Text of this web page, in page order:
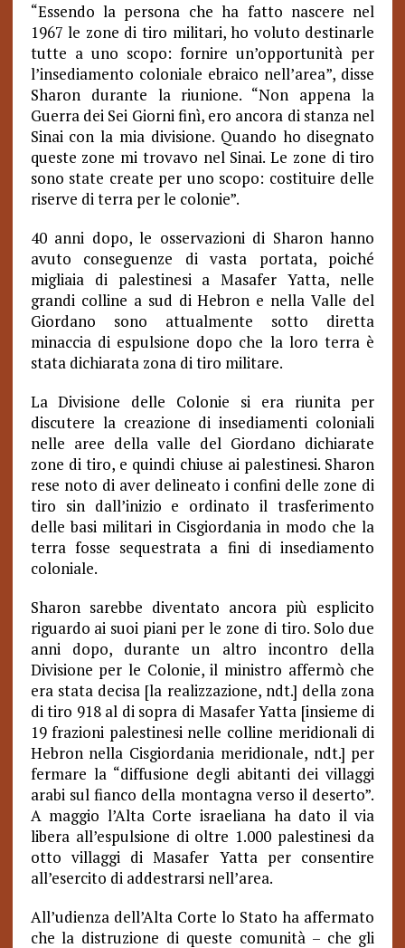
“Essendo la persona che ha fatto nascere nel
1967 le zone di tiro militari, ho voluto destinarle
tutte a uno scopo: fornire un’opportunità per
l’insediamento coloniale ebraico nell’area”, disse
Sharon durante la riunione. “Non appena la
Guerra dei Sei Giorni finì, ero ancora di stanza nel
Sinai con la mia divisione. Quando ho disegnato
queste zone mi trovavo nel Sinai. Le zone di tiro
sono state create per uno scopo: costituire delle
riserve di terra per le colonie”.
40 anni dopo, le osservazioni di Sharon hanno
avuto conseguenze di vasta portata, poiché
migliaia di palestinesi a Masafer Yatta, nelle
grandi colline a sud di Hebron e nella Valle del
Giordano sono attualmente sotto diretta
minaccia di espulsione dopo che la loro terra è
stata dichiarata zona di tiro militare.
La Divisione delle Colonie si era riunita per
discutere la creazione di insediamenti coloniali
nelle aree della valle del Giordano dichiarate
zone di tiro, e quindi chiuse ai palestinesi. Sharon
rese noto di aver delineato i confini delle zone di
tiro sin dall’inizio e ordinato il trasferimento
delle basi militari in Cisgiordania in modo che la
terra fosse sequestrata a fini di insediamento
coloniale.
Sharon sarebbe diventato ancora più esplicito
riguardo ai suoi piani per le zone di tiro. Solo due
anni dopo, durante un altro incontro della
Divisione per le Colonie, il ministro affermò che
era stata decisa [la realizzazione, ndt.] della zona
di tiro 918 al di sopra di Masafer Yatta [insieme di
19 frazioni palestinesi nelle colline meridionali di
Hebron nella Cisgiordania meridionale, ndt.] per
fermare la “diffusione degli abitanti dei villaggi
arabi sul fianco della montagna verso il deserto”.
A maggio l’Alta Corte israeliana ha dato il via
libera all’espulsione di oltre 1.000 palestinesi da
otto villaggi di Masafer Yatta per consentire
all’esercito di addestrarsi nell’area.
All’udienza dell’Alta Corte lo Stato ha affermato
che la distruzione di queste comunità – che gli